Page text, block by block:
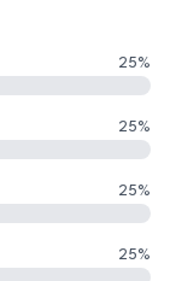
25%
25%
25%
25%